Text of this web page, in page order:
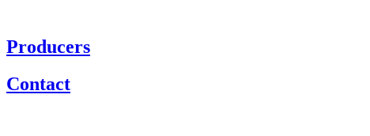
Producers
Contact